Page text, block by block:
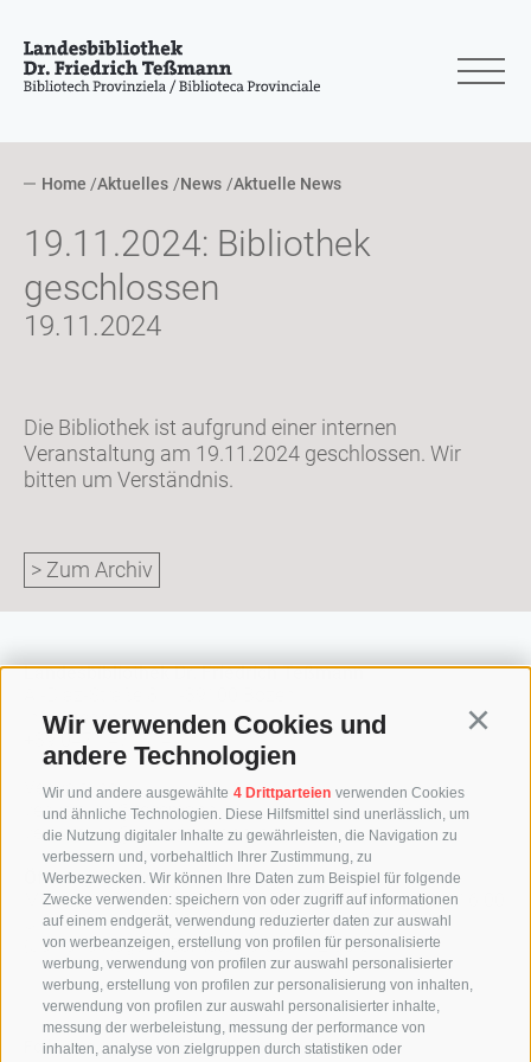
Wir verwenden Cookies und
andere Technologien
Wir und andere ausgewählte 4 Drittparteien verwenden Cookies
und ähnliche Technologien. Diese Hilfsmittel sind unerlässlich, um
die Nutzung digitaler Inhalte zu gewährleisten, die Navigation zu
verbessern und, vorbehaltlich Ihrer Zustimmung, zu
Werbezwecken. Wir können Ihre Daten zum Beispiel für folgende
Zwecke verwenden: speichern von oder zugriff auf informationen
auf einem endgerät, verwendung reduzierter daten zur auswahl
von werbeanzeigen, erstellung von profilen für personalisierte
werbung, verwendung von profilen zur auswahl personalisierter
werbung, erstellung von profilen zur personalisierung von inhalten,
verwendung von profilen zur auswahl personalisierter inhalte,
messung der werbeleistung, messung der performance von
inhalten, analyse von zielgruppen durch statistiken oder
Home Aktuelles News Aktuelle News
19.11.2024: Bibliothek
geschlossen
19.11.2024
Die Bibliothek ist aufgrund einer internen
Veranstaltung am 19.11.2024 geschlossen. Wir
bitten um Verständnis.
> Zum Archiv
Landesbibliothek Dr. Friedrich Teßmann
info@tessmann.it
+39 0471 471814
Follow us
Verwaltung:
verwaltung@tessmann.it
verwaltung@pec.tessmann.it
Öffnungszeiten:
Montag – Freitag 9.00 – 19.00 Uhr, Samstag 9.00 – 16.00
Uhr
(Juli und August: Samstag 9.00 – 12.30 Uhr)